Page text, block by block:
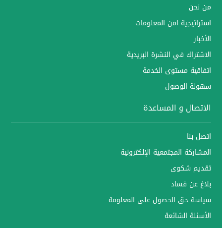
من نحن
استراتيجية امن المعلومات
الأخبار
الاشتراك في النشرة البريدية
اتفاقية مستوى الخدمة
سهولة الوصول
الاتصال و المساعدة
اتصل بنا
المشاركة المجتمعية الإلكترونية
تقديم شكوى
بلاغ عن فساد
سياسة حق الحصول على المعلومة
الأسئلة الشائعة